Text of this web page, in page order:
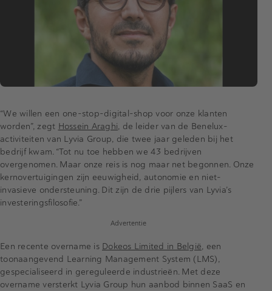
“We willen een one-stop-digital-shop voor onze klanten
worden”, zegt Hossein Araghi, de leider van de Benelux-
activiteiten van Lyvia Group, die twee jaar geleden bij het
bedrijf kwam. “Tot nu toe hebben we 43 bedrijven
overgenomen. Maar onze reis is nog maar net begonnen. Onze
kernovertuigingen zijn eeuwigheid, autonomie en niet-
invasieve ondersteuning. Dit zijn de drie pijlers van Lyvia’s
investeringsfilosofie.”
Advertentie
Een recente overname is Dokeos Limited in België, een
toonaangevend Learning Management System (LMS),
gespecialiseerd in gereguleerde industrieën. Met deze
overname versterkt Lyvia Group hun aanbod binnen SaaS en